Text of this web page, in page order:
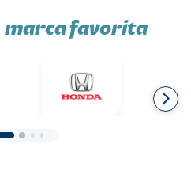
marca favorita